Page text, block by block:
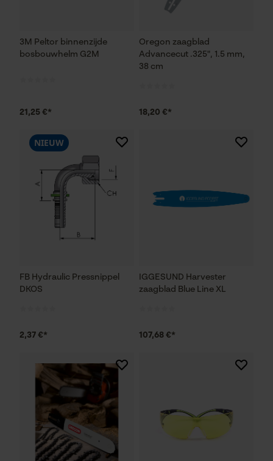
3M Peltor binnenzijde
bosbouwhelm G2M
21,25 €*
Oregon zaagblad
Advancecut .325", 1.5 mm,
38 cm
18,20 €*
FB Hydraulic Pressnippel
DKOS
NIEUW
2,37 €*
IGGESUND Harvester
zaagblad Blue Line XL
107,68 €*